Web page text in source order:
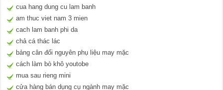
cua hang dung cu lam banh
am thuc viet nam 3 mien
cach lam banh phi da
chả cá thác lác
bảng cân đối nguyên phụ liệu may mặc
cách làm bò khô youtobe
mua sau rieng mini
cửa hàng bán dụng cụ ngành may mặc